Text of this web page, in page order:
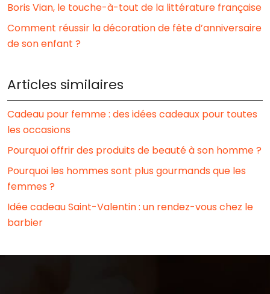
Boris Vian, le touche-à-tout de la littérature française
Comment réussir la décoration de fête d’anniversaire
de son enfant ?
Articles similaires
Cadeau pour femme : des idées cadeaux pour toutes
les occasions
Pourquoi offrir des produits de beauté à son homme ?
Pourquoi les hommes sont plus gourmands que les
femmes ?
Idée cadeau Saint-Valentin : un rendez-vous chez le
barbier